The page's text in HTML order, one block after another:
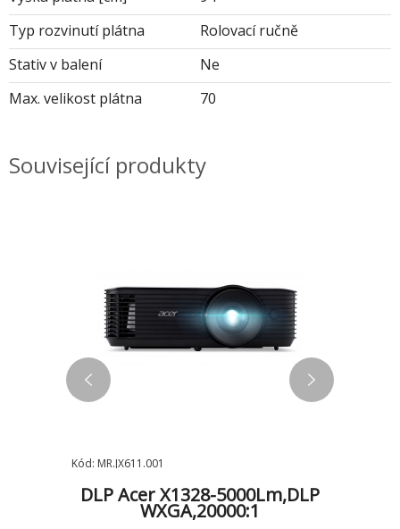
Typ rozvinutí plátna
Rolovací ručně
Stativ v balení
Ne
Max. velikost plátna
70
Související produkty
Kód: MR.JX611.001
DLP Acer X1328-5000Lm,DLP
WXGA,20000:1